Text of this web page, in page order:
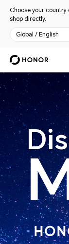
Choose your country
shop directly.
Global / English